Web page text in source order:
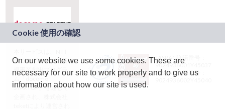
ドコモグループの新
規事業創出プログラ
ム「docomo
STARTUP」を通じて
JASRAC許諾番号：
9024936001Y45037
JASRAC許諾番号：
On our website we use some cookies. These are
necessary for our site to work properly and to give us
information about how our site is used.